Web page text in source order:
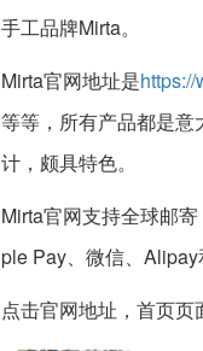
手工品牌Mirta。
Mirta官网地址是
等等，所有产品都是
计，颇具特色。
Mirta官网支持全球邮
ple Pay、微信、Alipay
点击官网地址，首页页